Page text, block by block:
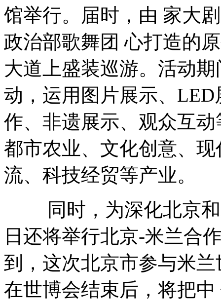
馆举行。届时，由 家大
政治部歌舞团 心打造的
大道上盛装巡游。活动
动，运用图片展示、
作、非遗展示、观众互
都市农业、文化创意、
流、科技经贸等产业。
同时，为深化北京和
日还将举行北京-米兰合
到，这次北京市参与米
在世博会结束后，将把